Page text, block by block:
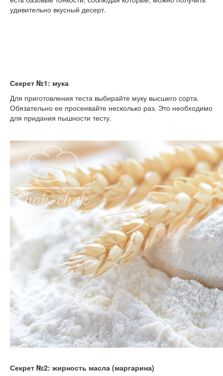
удивительно вкусный десерт.
Секрет №1: мука
Для приготовления теста выбирайте муку высшего сорта.
Обязательно ее просеивайте несколько раз. Это необходимо
для придания пышности тесту.
Секрет №2: жирность масла (маргарина)